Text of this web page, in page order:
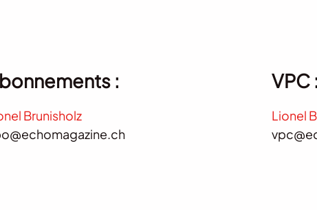
:
Brunisholz
VPC :
Lionel